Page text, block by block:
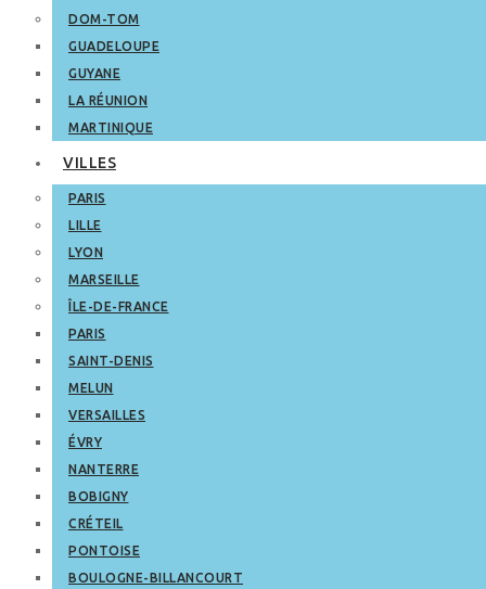
DOM-TOM
GUADELOUPE
GUYANE
LA RÉUNION
MARTINIQUE
VILLES
PARIS
LILLE
LYON
MARSEILLE
ÎLE-DE-FRANCE
PARIS
SAINT-DENIS
MELUN
VERSAILLES
ÉVRY
NANTERRE
BOBIGNY
CRÉTEIL
PONTOISE
BOULOGNE-BILLANCOURT